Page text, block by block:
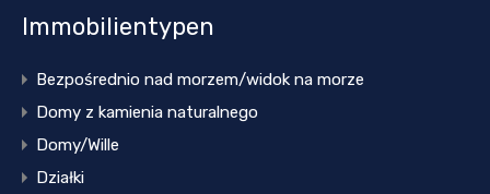
Immobilientypen
Bezpośrednio nad morzem/widok na morze
Domy z kamienia naturalnego
Domy/Wille
Działki